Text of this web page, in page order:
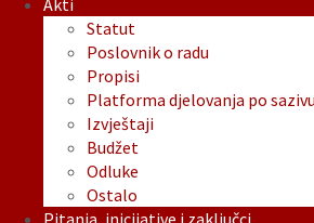
Akti
Statut
Poslovnik o radu
Propisi
Platforma djelovanja po sazivu
Izvještaji
Budžet
Odluke
Ostalo